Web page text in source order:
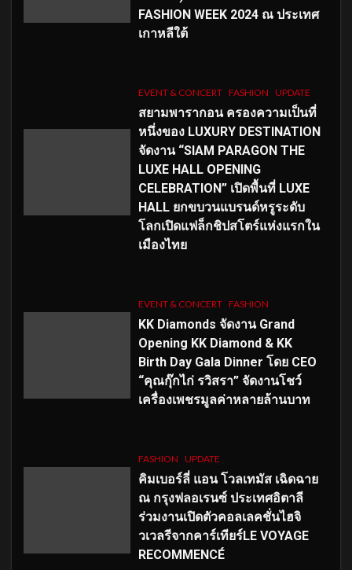
FASHION WEEK 2024 ณ ประเทศ
เกาหลีใต้
EVENT & CONCERT FASHION UPDATE
สยามพารากอน ครองความเป็นที่
หนึ่งของ LUXURY DESTINATION
จัดงาน “SIAM PARAGON THE
LUXE HALL OPENING
CELEBRATION” เปิดพื้นที่ LUXE
HALL ยกขบวนแบรนด์หรูระดับ
โลกเปิดแฟล็กชิปสโตร์แห่งแรกใน
เมืองไทย
EVENT & CONCERT FASHION
KK Diamonds จัดงาน Grand
Opening KK Diamond & KK
Birth Day Gala Dinner โดย CEO
“คุณกุ๊กไก่ รวิสรา” จัดงานโชว์
เครื่องเพชรมูลค่าหลายล้านบาท
FASHION UPDATE
คิมเบอร์ลี่ แอน โวลเทมัส เฉิดฉาย
ณ กรุงฟลอเรนซ์ ประเทศอิตาลี
ร่วมงานเปิดตัวคอลเลคชั่นไฮจิ
วเวลรีจากคาร์เทียร์LE VOYAGE
RECOMMENCÉ